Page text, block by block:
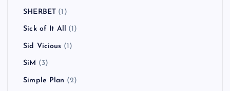
SHERBET (1)
Sick of It All (1)
Sid Vicious (1)
SiM (3)
Simple Plan (2)